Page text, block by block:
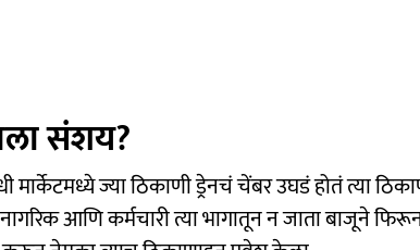
संशय?
मार्केटमध्ये ज्या ठिकाणी ड्रेनचं चेंबर उघडं होतं त्या
आणि कर्मचारी त्या भागातून न जाता बाजूने